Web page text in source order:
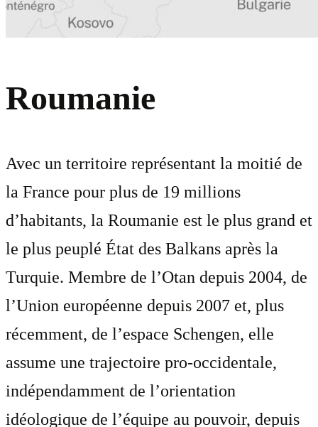
Roumanie
Avec un territoire représentant la moitié de
la France pour plus de 19 millions
d’habitants, la Roumanie est le plus grand et
le plus peuplé État des Balkans après la
Turquie. Membre de l’Otan depuis 2004, de
l’Union européenne depuis 2007 et, plus
récemment, de l’espace Schengen, elle
assume une trajectoire pro-occidentale,
indépendamment de l’orientation
idéologique de l’équipe au pouvoir, depuis